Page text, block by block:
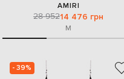
AMIRI
28 95214 476 грн
M
- 39%